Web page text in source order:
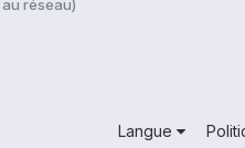
réseau)
Langue